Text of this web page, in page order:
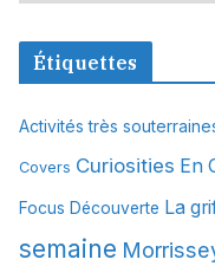
c
v
e
Étiquettes
Activités très
Covers Curiosities En
Focus Découverte La
semaine